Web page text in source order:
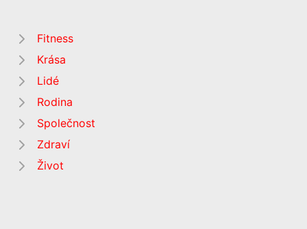
Fitness
Krása
Lidé
Rodina
Společnost
Zdraví
Život